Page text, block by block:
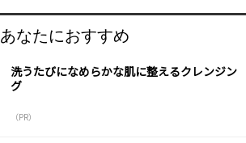
あなたにおすすめ
洗うたびになめらかな肌に整えるクレンジン
グ
（PR）